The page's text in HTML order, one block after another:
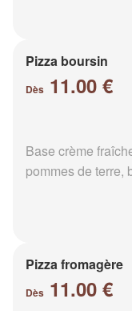
Pizza boursin
Dès 11.00 €
Base crème
pommes de terre,
Pizza fromagère
Dès 11.00 €